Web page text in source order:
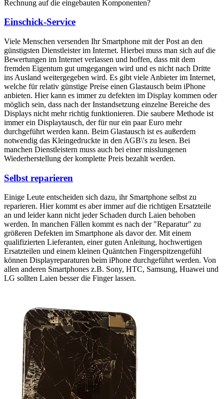
Rechnung auf die eingebauten Komponenten?
Einschick-Service
Viele Menschen versenden Ihr Smartphone mit der Post an den
günstigsten Dienstleister im Internet. Hierbei muss man sich auf die
Bewertungen im Internet verlassen und hoffen, dass mit dem
fremden Eigentum gut umgegangen wird und es nicht nach Dritte
ins Ausland weitergegeben wird. Es gibt viele Anbieter im Internet,
welche für relativ günstige Preise einen Glastausch beim iPhone
anbieten. Hier kann es immer zu defekten im Display kommen oder
möglich sein, dass nach der Instandsetzung einzelne Bereiche des
Displays nicht mehr richtig funktionieren. Die saubere Methode ist
immer ein Displaytausch, der für nur ein paar Euro mehr
durchgeführt werden kann. Beim Glastausch ist es außerdem
notwendig das Kleingedruckte in den AGB\'s zu lesen. Bei
manchen Dienstleistern muss auch bei einer misslungenen
Wiederherstellung der komplette Preis bezahlt werden.
Selbst reparieren
Einige Leute entscheiden sich dazu, ihr Smartphone selbst zu
reparieren. Hier kommt es aber immer auf die richtigen Ersatzteile
an und leider kann nicht jeder Schaden durch Laien behoben
werden. In manchen Fällen kommt es nach der "Reparatur" zu
größeren Defekten im Smartphone als davor der. Mit einem
qualifizierten Lieferanten, einer guten Anleitung, hochwertigen
Ersatzteilen und einem kleinen Quäntchen Fingerspitzengefühl
können Displayreparaturen beim iPhone durchgeführt werden. Von
allen anderen Smartphones z.B. Sony, HTC, Samsung, Huawei und
LG sollten Laien besser die Finger lassen.